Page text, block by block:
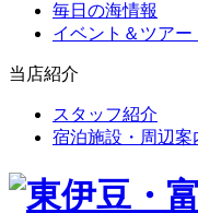
毎日の海情報
イベント＆ツア
当店紹介
スタッフ紹介
宿泊施設・周辺案